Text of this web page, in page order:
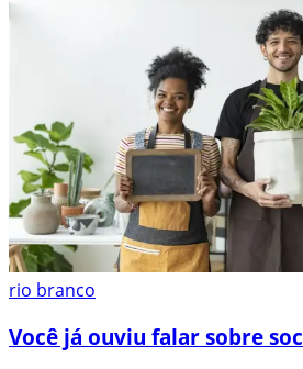
rio branco
Você já ouviu falar sobre